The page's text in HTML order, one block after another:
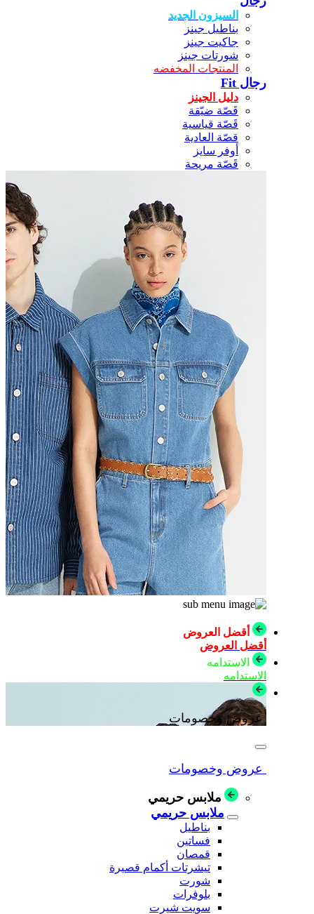
السيزون الجديد
بناطيل جينز
جاكيت جينز
شورتات جينز
المنتجات المخفضه
رجال Fit
دليل الجينز
قَصّة ضيّقة
قَصّة قياسية
قصّة العادية
أوفر سايز
قَصّة مريحة
أقضل العروض
أقضل العروض
الاستدامه
الاستدامه
عروض وخصومات
عروض وخصومات
ملابس حريمي
ملابس حريمي
بناطيل
فساتين
قمصان
تيشرتات أكمام قصيرة
شورت
بلوفرات
سويت شيرت